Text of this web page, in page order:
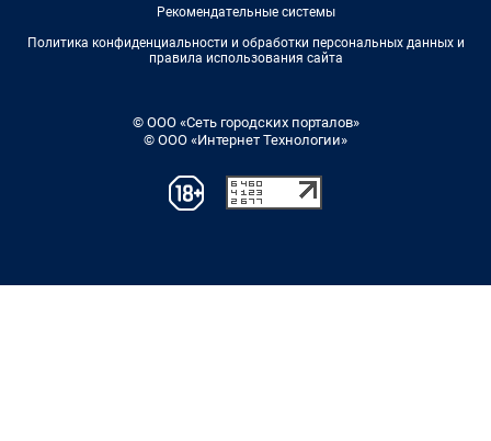
Рекомендательные системы
Политика конфиденциальности и обработки персональных данных и
правила использования сайта
© ООО «Сеть городских порталов»
© ООО «Интернет Технологии»